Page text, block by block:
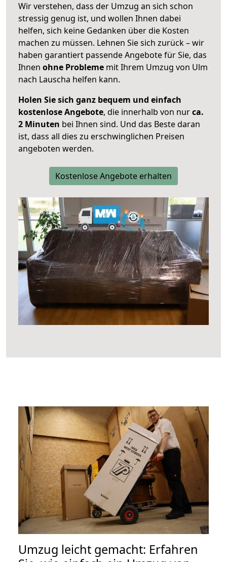
Wir verstehen, dass der Umzug an sich schon
stressig genug ist, und wollen Ihnen dabei
helfen, sich keine Gedanken über die Kosten
machen zu müssen. Lehnen Sie sich zurück – wir
haben garantiert passende Angebote für Sie, das
Ihnen ohne Probleme mit Ihrem Umzug von Ulm
nach Lauscha helfen kann.
Holen Sie sich ganz bequem und einfach
kostenlose Angebote, die innerhalb von nurca.
2 Minuten bei Ihnen sind. Und das Beste daran
ist, dass all dies zu erschwinglichen Preisen
angeboten werden.
Kostenlose Angebote erhalten
Umzug leicht gemacht: Erfahren